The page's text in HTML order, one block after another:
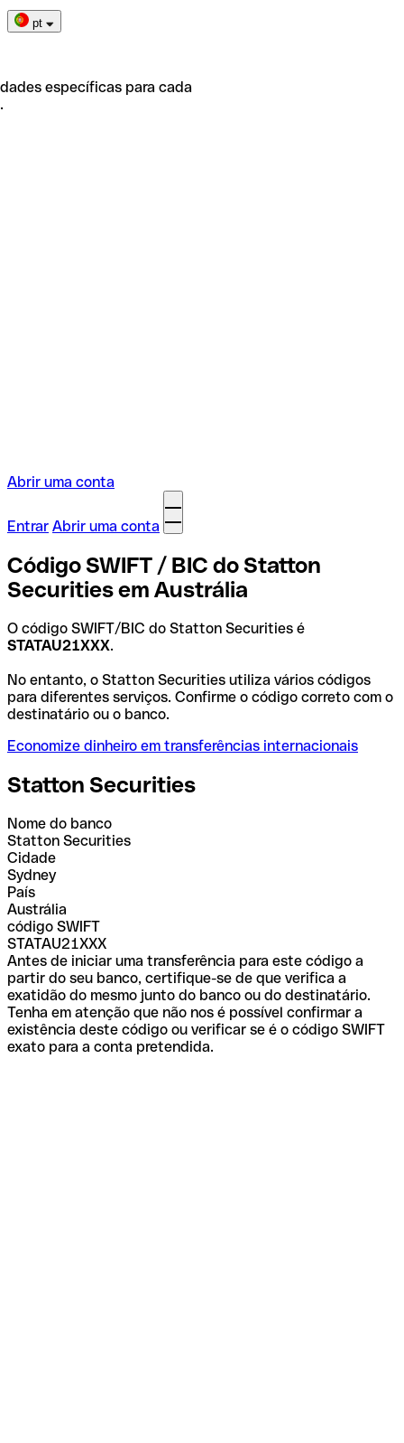
pt
específicas para cada
Abrir uma conta
Entrar Abrir uma conta
Código SWIFT / BIC do Statton
Securities em Austrália
O código SWIFT/BIC do Statton Securities é
STATAU21XXX.
No entanto, o Statton Securities utiliza vários códigos
para diferentes serviços. Confirme o código correto com o
destinatário ou o banco.
Economize dinheiro em transferências internacionais
Statton Securities
Nome do banco
Statton Securities
Cidade
Sydney
País
Austrália
código SWIFT
STATAU21XXX
Antes de iniciar uma transferência para este código a
partir do seu banco, certifique-se de que verifica a
exatidão do mesmo junto do banco ou do destinatário.
Tenha em atenção que não nos é possível confirmar a
existência deste código ou verificar se é o código SWIFT
exato para a conta pretendida.